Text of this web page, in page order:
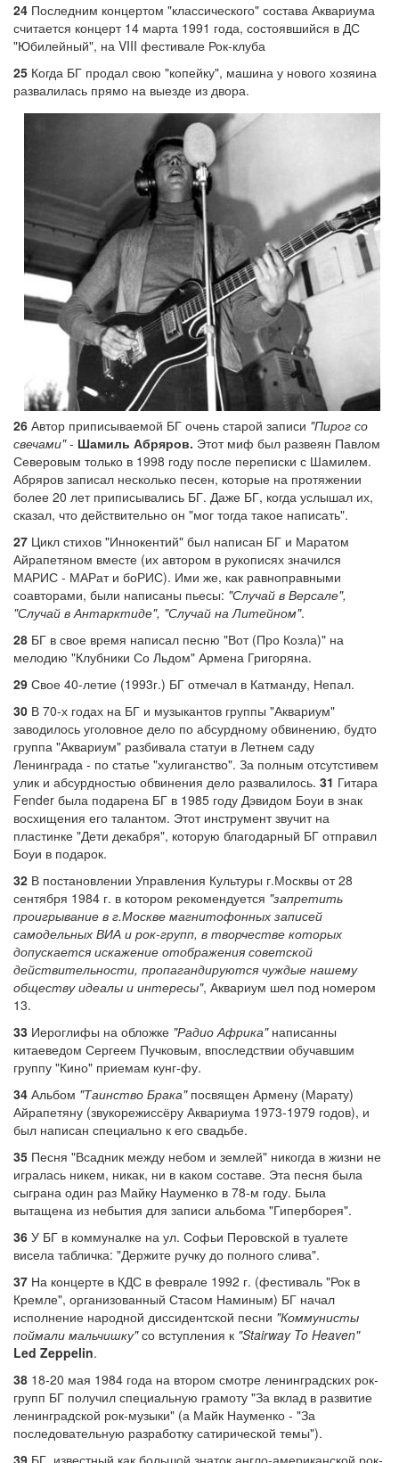
24 Последним концертом "классического" состава Аквариума
считается концерт 14 марта 1991 года, состоявшийся в ДС
"Юбилейный", на VIII фестивале Рок-клуба
25 Когда БГ продал свою "копейку", машина у нового хозяина
развалилась прямо на выезде из двора.
26 Автор приписываемой БГ очень старой записи "Пирог со
свечами"- Шамиль Абряров. Этот миф был развеян Павлом
Северовым только в 1998 году после переписки с Шамилем.
Абряров записал несколько песен, которые на протяжении
более 20 лет приписывались БГ. Даже БГ, когда услышал их,
сказал, что действительно он "мог тогда такое написать".
27 Цикл стихов "Иннокентий" был написан БГ и Маратом
Айрапетяном вместе (их автором в рукописях значился
МАРИС - МАРат и боРИС). Ими же, как равноправными
соавторами, были написаны пьесы: "Случай в Версале",
"Случай в Антарктиде", "Случай на Литейном".
28 БГ в свое время написал песню "Вот (Про Козла)" на
мелодию "Клубники Со Льдом" Армена Григоряна.
29 Свое 40-летие (1993г.) БГ отмечал в Катманду, Непал.
30 В 70-х годах на БГ и музыкантов группы "Аквариум"
заводилось уголовное дело по абсурдному обвинению, будто
группа "Аквариум" разбивала статуи в Летнем саду
Ленинграда - по статье "хулиганство". За полным отсутстивем
улик и абсурдностью обвинения дело развалилось. 31 Гитара
Fender была подарена БГ в 1985 году Дэвидом Боуи в знак
восхищения его талантом. Этот инструмент звучит на
пластинке "Дети декабря", которую благодарный БГ отправил
Боуи в подарок.
32 В постановлении Управления Культуры г.Москвы от 28
сентября 1984 г. в котором рекомендуется "запретить
проигрывание в г.Москве магнитофонных записей
самодельных ВИА и рок-групп, в творчестве которых
допускается искажение отображения советской
действительности, пропагандируются чуждые нашему
обществу идеалы и интересы", Аквариум шел под номером
13.
33 Иероглифы на обложке "Радио Африка"написанны
китаеведом Сергеем Пучковым, впоследствии обучавшим
группу "Кино" приемам кунг-фу.
34 Альбом "Таинство Брака"посвящен Армену (Марату)
Айрапетяну (звукорежиссёру Аквариума 1973-1979 годов), и
был написан специально к его свадьбе.
35 Песня "Всадник между небом и землей" никогда в жизни не
игралась никем, никак, ни в каком составе. Эта песня была
сыграна один раз Майку Науменко в 78-м году. Была
вытащена из небытия для записи альбома "Гиперборея".
36 У БГ в коммуналке на ул. Софьи Перовской в туалете
висела табличка: "Держите ручку до полного слива".
37 На концерте в КДС в феврале 1992 г. (фестиваль "Рок в
Кремле", организованный Стасом Наминым) БГ начал
исполнение народной диссидентской песни "Коммунисты
поймали мальчишку"со вступления к "Stairway To Heaven"
Led Zeppelin.
38 18-20 мая 1984 года на втором смотре ленинградских рок-
групп БГ получил специальную грамоту "За вклад в развитие
ленинградской рок-музыки" (а Майк Науменко - "За
последовательную разработку сатирической темы").